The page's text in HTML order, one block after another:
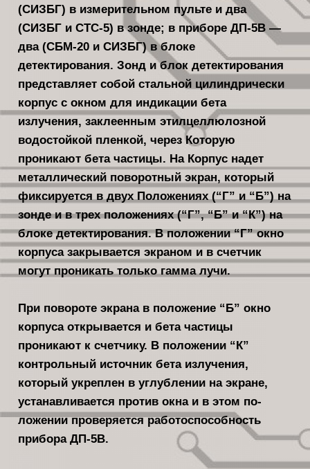
(СИЗБГ) в измерительном пульте и два
(СИЗБГ и СТС-5) в зонде; в приборе ДП-5В —
два (СБМ-20 и СИЗБГ) в блоке
детектирования. Зонд и блок детектирования
представляет собой стальной цилиндричес­ки
корпус с окном для индикации бе­та
излучения, заклеенным этилцеллюлозной
водостойкой пленкой, через Которую
проникают бета частицы. На Корпус надет
металлический поворотный экран, который
фиксируется в двух Положениях (“Г” и “Б”) на
зонде и в трех положениях (“Г”, “Б” и “К”) на
блоке детектирования. В положении “Г” окно
корпуса закрывается экраном и в счетчик
могут проникать только гамма лучи.
При повороте экрана в положение “Б” окно
корпуса открыва­ется и бета частицы
проникают к счет­чику. В положении “К”
контрольный источник бета излучения,
который ук­реплен в углублении на экране,
устанавливается против окна и в этом по­
ложении проверяется работоспособ­ность
прибора ДП-5В.